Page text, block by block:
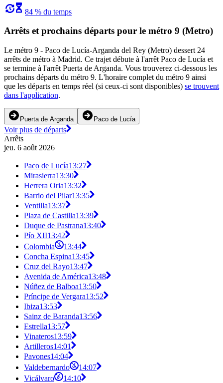
84 % du temps
Arrêts et prochains départs pour le métro 9 (Metro)
Le métro 9 - Paco de Lucía-Arganda del Rey (Metro) dessert 24
arrêts de métro à Madrid. Ce trajet débute à l'arrêt Paco de Lucía et
se termine à l'arrêt Puerta de Arganda. Vous trouverez ci-dessous les
prochains départs du métro 9. L'horaire complet du métro 9 ainsi
que les départs en temps réel (si ceux-ci sont disponibles) se trouvent
dans l'application.
Puerta de Arganda Paco de Lucía
Voir plus de départs
Arrêts
jeu. 6 août 2026
Paco de Lucía13:27
Mirasierra13:30
Herrera Oria13:32
Barrio del Pilar13:35
Ventilla13:37
Plaza de Castilla13:39
Duque de Pastrana13:40
Pío XII13:42
Colombia
13:44
Concha Espina13:45
Cruz del Rayo13:47
Avenida de América13:48
Núñez de Balboa13:50
Príncipe de Vergara13:52
Ibiza13:53
Sainz de Baranda13:56
Estrella13:57
Vinateros13:59
Artilleros14:01
Pavones14:04
Valdebernardo
14:07
Vicálvaro
14:10